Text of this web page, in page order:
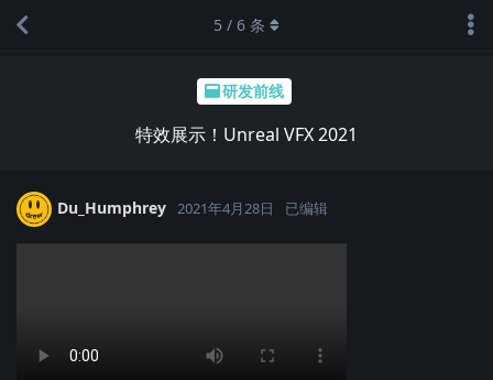
研发前线
特效展示！Unreal VFX 2021
5 / 6 条
Du_Humphrey 2021年4月28日 已编辑